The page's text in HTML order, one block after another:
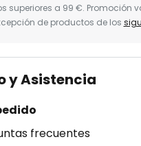
superiores a 99 €. Promoción
de productos de los
y Asistencia
frecuentes